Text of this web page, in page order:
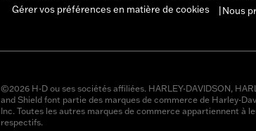
Gérer vos préférences en matière de cookies
Nous
©2026 H-D ou ses sociétés affiliées. HARLEY-DAVIDSON,
and Shield font partie des marques de commerce de Harley-
Inc. Toutes les autres marques de commerce appartiennent à
respectifs.